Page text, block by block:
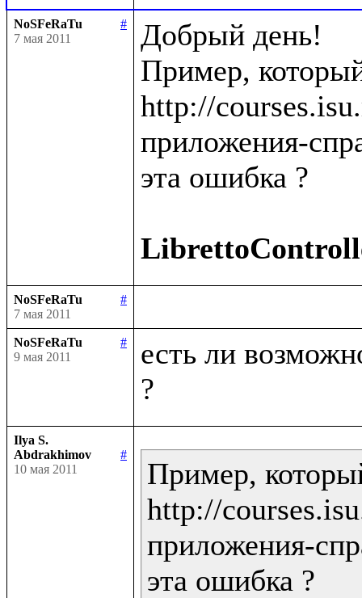
NoSFeRaTu
#
7 мая 2011
Добрый день!
Пример,
http://
приложения-
эта ошибка ?
NoSFeRaTu
#
7 мая 2011
NoSFeRaTu
#
9 мая 2011
есть ли
Ilya S.
Abdrakhimov
#
10 мая 2011
Пример,
http://
приложения-
эта ошибка ?